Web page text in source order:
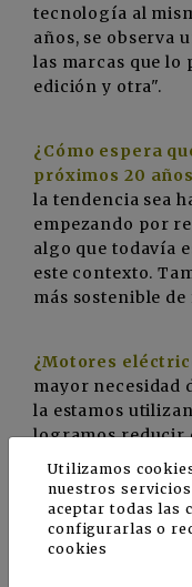
tecnología al
años, se observa
las marcas que lo
edición y otra".
¿Cómo espera
próximos 20
la tendencia sea
empezando por
algo que todavía
este contexto.
más sostenible
¿Motores
mayor necesidad
la estamos
logramos reducir
eléctricos estaría
solución sin
Utilizamos
nuestros
aceptar todas las
configurarlas o
cookies